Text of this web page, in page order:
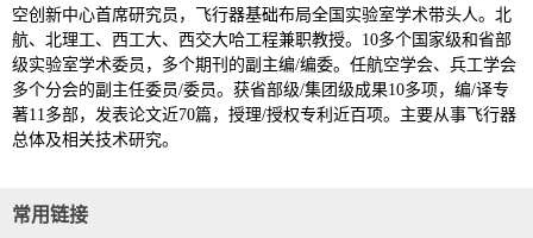
空创新中心首席研究员，飞行器基础布局全国实验室学术带头人。北
航、北理工、西工大、西交大哈工程兼职教授。10多个国家级和省部
级实验室学术委员，多个期刊的副主编/编委。任航空学会、兵工学会
多个分会的副主任委员/委员。获省部级/集团级成果10多项，编/译专
著11多部，发表论文近70篇，授理/授权专利近百项。主要从事飞行器
总体及相关技术研究。
常用链接